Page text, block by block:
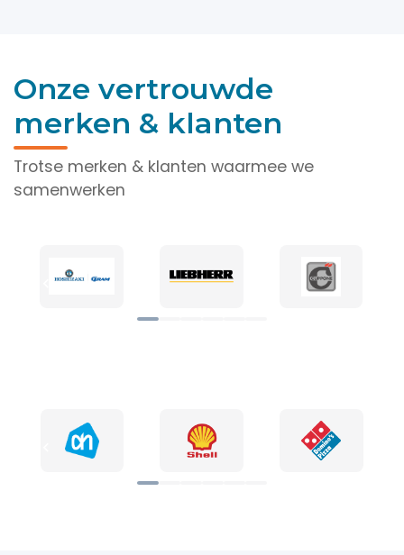
Onze vertrouwde
merken & klanten
Trotse merken & klanten waarmee we
samenwerken